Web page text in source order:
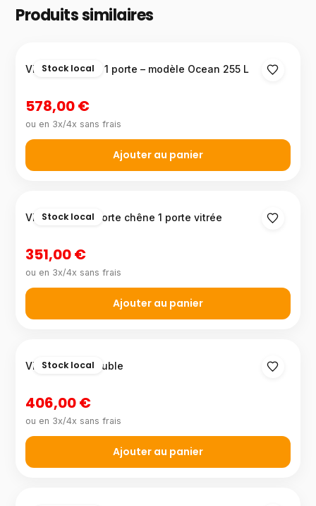
Produits similaires
Stock local
Vitrine en verre 1 porte – modèle Ocean 255 L
578,00 €
ou en 3x/4x sans frais
Ajouter au panier
Stock local
Vitrine Eden 1 porte chêne 1 porte vitrée
351,00 €
ou en 3x/4x sans frais
Ajouter au panier
Stock local
Vitrine AJAX double
406,00 €
ou en 3x/4x sans frais
Ajouter au panier